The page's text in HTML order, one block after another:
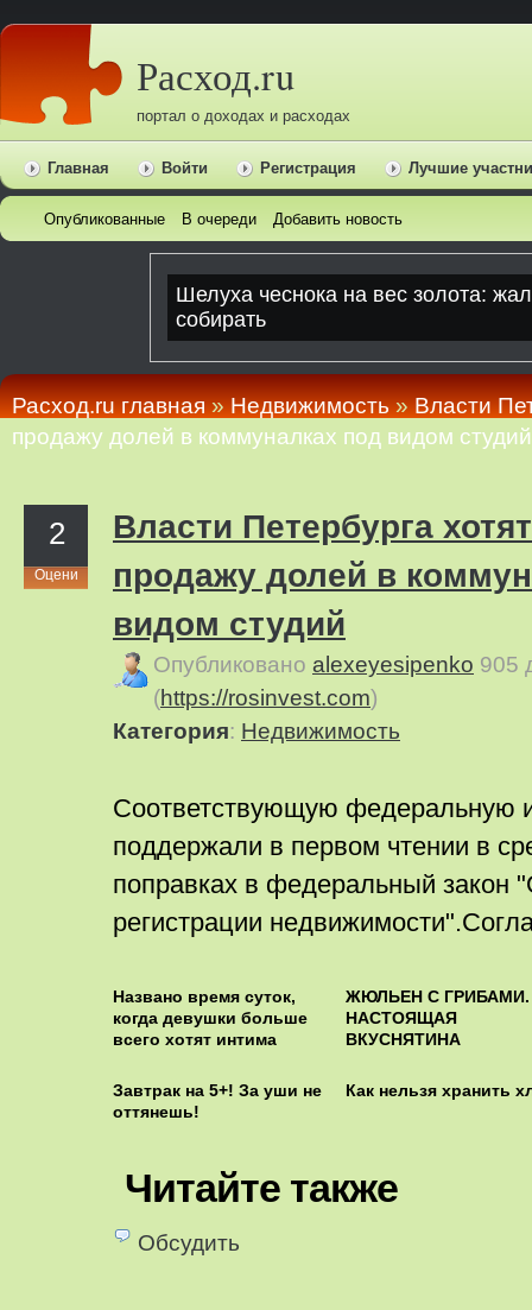
Расход.ru
портал о доходах и расходах
Главная Войти Регистрация Лучшие
Опубликованные В очереди Добавить новость
Расход.ru главная»Недвижимость»Власти
продажу долей в коммуналках под видом студий
2
Оцени
Власти Петербурга
продажу долей в
видом студий
Опубликовано alexeyesipenko 905
(https://rosinvest.com)
Категория: Недвижимость
Соответствующую федеральную
поддержали в первом чтении в
поправках в федеральный закон
регистрации
Названо время суток,
когда девушки больше
всего хотят интима
ЖЮЛЬЕН С ГРИБАМИ.
НАСТОЯЩАЯ
ВКУСНЯТИНА
Завтрак на 5+! За уши не
оттянешь!
Как нельзя хранить
Читайте также
Обсудить